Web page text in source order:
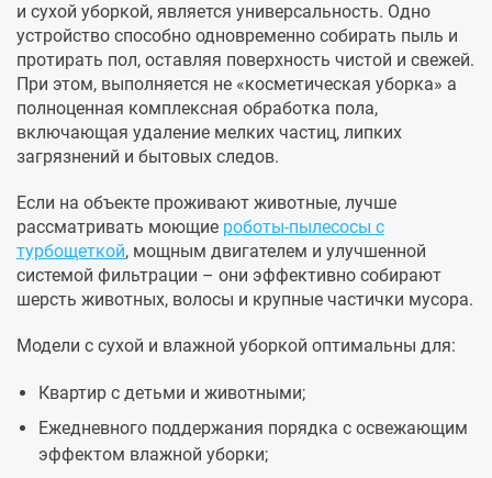
и сухой уборкой, является универсальность. Одно
устройство способно одновременно собирать пыль и
протирать пол, оставляя поверхность чистой и свежей.
При этом, выполняется не «косметическая уборка» а
полноценная комплексная обработка пола,
включающая удаление мелких частиц, липких
загрязнений и бытовых следов.
Если на объекте проживают животные, лучше
рассматривать моющие роботы-пылесосы с
турбощеткой, мощным двигателем и улучшенной
системой фильтрации – они эффективно собирают
шерсть животных, волосы и крупные частички мусора.
Модели с сухой и влажной уборкой оптимальны для:
Квартир с детьми и животными;
Ежедневного поддержания порядка с освежающим
эффектом влажной уборки;